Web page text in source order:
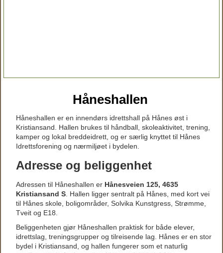
Håneshallen
Håneshallen er en innendørs idrettshall på Hånes øst i
Kristiansand. Hallen brukes til håndball, skoleaktivitet, trening,
kamper og lokal breddeidrett, og er særlig knyttet til Hånes
Idrettsforening og nærmiljøet i bydelen.
Adresse og beliggenhet
Adressen til Håneshallen er Hånesveien 125, 4635
Kristiansand S . Hallen ligger sentralt på Hånes, med kort vei
til Hånes skole, boligområder, Solvika Kunstgress, Strømme,
Tveit og E18.
Beliggenheten gjør Håneshallen praktisk for både elever,
idrettslag, treningsgrupper og tilreisende lag. Hånes er en stor
bydel i Kristiansand, og hallen fungerer som et naturlig